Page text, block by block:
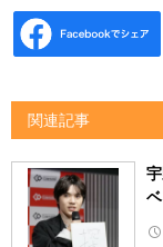
関連記事